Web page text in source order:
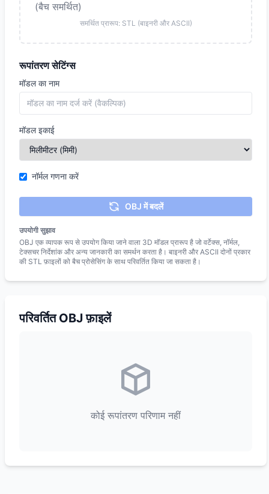
(बैच समर्थित)
समर्थित प्रारूप: STL (बाइनरी और ASCII)
रूपांतरण सेटिंग्स
मॉडल का नाम
मॉडल इकाई
नॉर्मल गणना करें
OBJ में बदलें
उपयोगी सुझाव
OBJ एक व्यापक रूप से उपयोग किया जाने वाला 3D मॉडल प्रारूप है जो वर्टेक्स, नॉर्मल,
टेक्सचर निर्देशांक और अन्य जानकारी का समर्थन करता है। बाइनरी और ASCII दोनों प्रकार
की STL फ़ाइलों को बैच प्रोसेसिंग के साथ परिवर्तित किया जा सकता है।
परिवर्तित OBJ फ़ाइलें
कोई रूपांतरण परिणाम नहीं